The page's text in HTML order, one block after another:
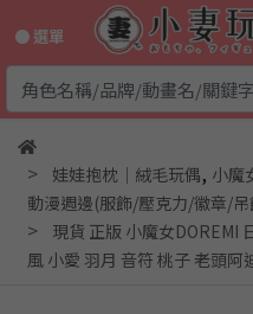
● 選單
娃娃抱枕｜絨毛玩偶, 小魔
動漫週邊(服飾/壓克力/徽章/吊
現貨 正版 小魔女DOREMI
風 小愛 羽月 音符 桃子 老頭阿